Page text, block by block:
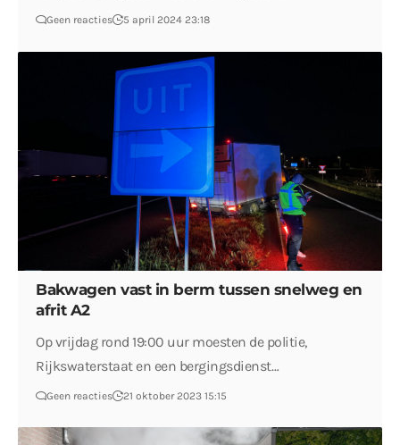
Geen reacties 5 april 2024 23:18
Bakwagen vast in berm tussen snelweg en
afrit A2
Op vrijdag rond 19:00 uur moesten de politie,
Rijkswaterstaat en een bergingsdienst…
Geen reacties 21 oktober 2023 15:15